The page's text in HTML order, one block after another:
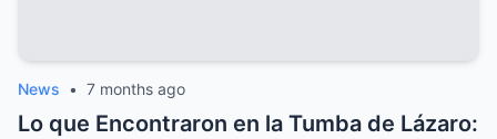
News • 7 months ago
Lo que Encontraron en la Tumba de Lázaro: